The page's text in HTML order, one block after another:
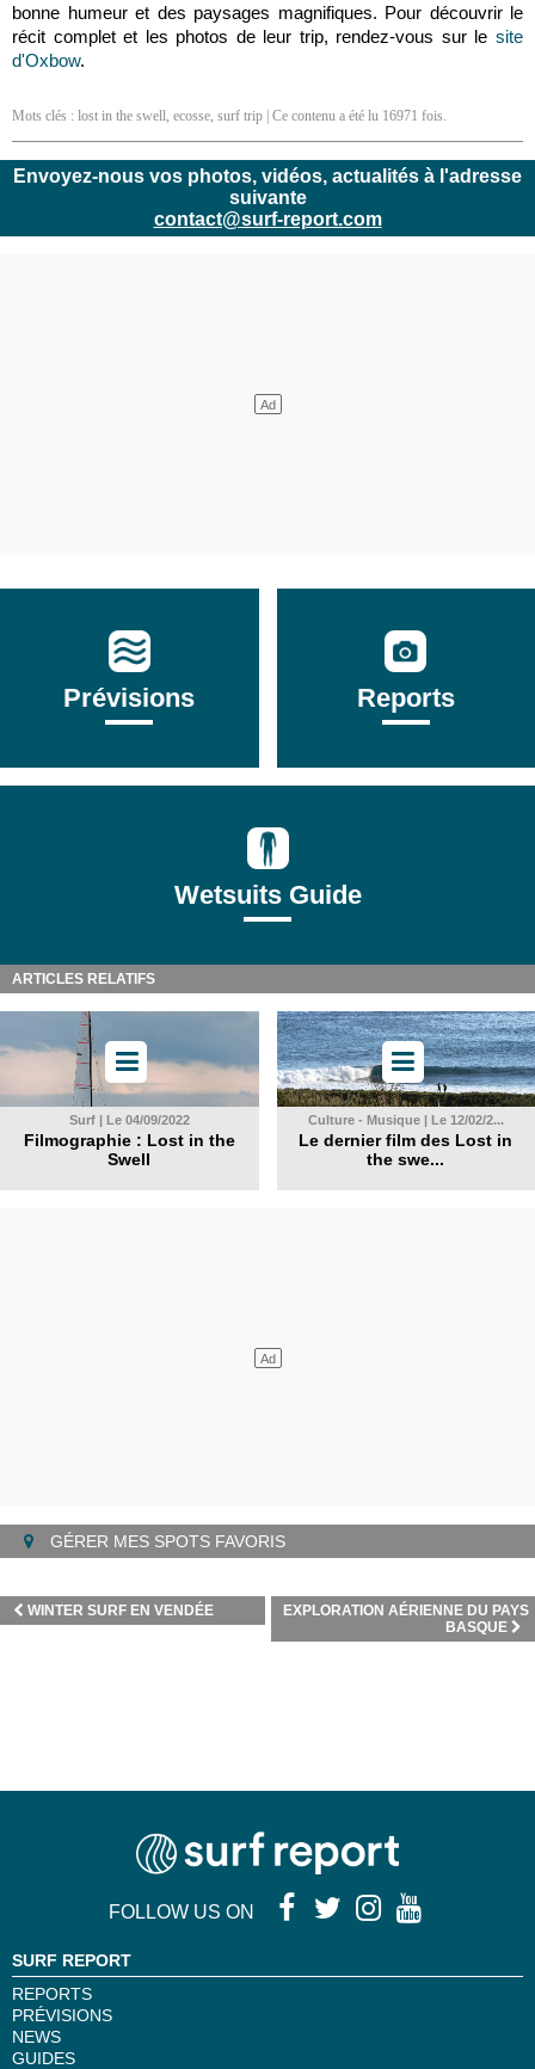
bonne humeur et des paysages magnifiques. Pour découvrir le
récit complet et les photos de leur trip, rendez-vous sur le site
d'Oxbow.
Mots clés : lost in the swell, ecosse, surf trip | Ce contenu a été lu 16971 fois.
Envoyez-nous vos photos, vidéos, actualités à l'adresse
suivante
contact@surf-report.com
Prévisions Reports
Wetsuits Guide
ARTICLES RELATIFS
Surf | Le 04/09/2022
Filmographie : Lost in the
Swell
Culture - Musique | Le 12/02/2...
Le dernier film des Lost in
the swe...
GÉRER MES SPOTS FAVORIS
EXPLORATION AÉRIENNE DU PAYS
BASQUE
WINTER SURF EN VENDÉE
FOLLOW US ON
SURF REPORT
REPORTS
PRÉVISIONS
NEWS
GUIDES